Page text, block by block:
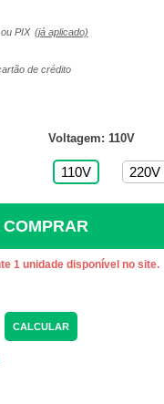
PIX (já aplicado)
de crédito
Voltagem: 110V
110V 220V
COMPRAR
1 unidade disponível no site.
CALCULAR